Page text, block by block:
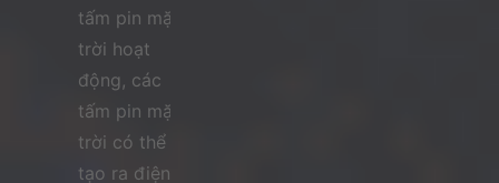
tấm pin mặt
trời hoạt
động, các
tấm pin mặt
trời có thể
tạo ra điện